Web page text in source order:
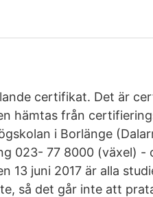
certifikat. Det är
hämtas från
i Borlänge
023- 77 8000 (växel) -
13 juni 2017 är alla
så det går inte att